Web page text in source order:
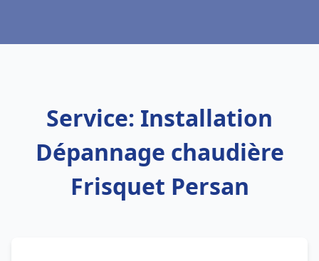
Service: Installation
Dépannage chaudière
Frisquet Persan